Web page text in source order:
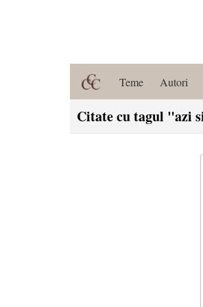
Teme Autori
Citate cu tagul "azi